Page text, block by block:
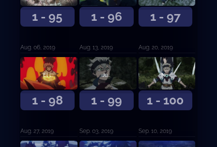
1 - 95
Aug. 06, 2019
1 - 96
Aug. 13, 2019
1 - 97
Aug. 20, 2019
1 - 98
El león durmiente
Aug. 27, 2019
1 - 99
Jugarse la vida para vivir
Sep. 03, 2019
1 - 100
No perderé contra ti
Sep. 10, 2019